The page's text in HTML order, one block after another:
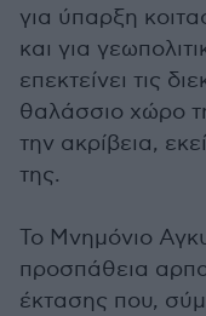
για ύπαρξη
και για
επεκτείνει τις
θαλάσσιο χώρο
την ακρίβεια,
της.
Το Μνημόνιο
προσπάθεια
έκτασης που,